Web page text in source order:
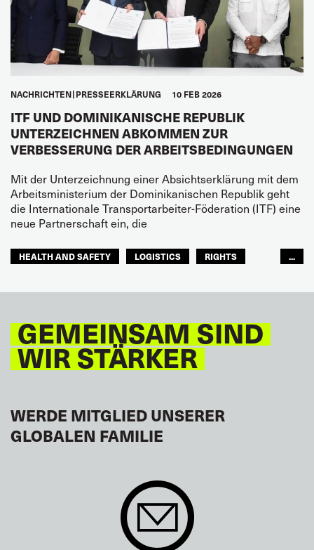
NACHRICHTEN PRESSEERKLÄRUNG 10 FEB 2026
ITF UND DOMINIKANISCHE REPUBLIK
UNTERZEICHNEN ABKOMMEN ZUR
VERBESSERUNG DER ARBEITSBEDINGUNGEN
Mit der Unterzeichnung einer Absichtserklärung mit dem
Arbeitsministerium der Dominikanischen Republik geht
die Internationale Transportarbeiter-Föderation (ITF) eine
neue Partnerschaft ein, die
HEALTH AND SAFETY LOGISTICS
RIGHTS
...
GEMEINSAM SIND
WIR STÄRKER
WERDE MITGLIED UNSERER
GLOBALEN FAMILIE